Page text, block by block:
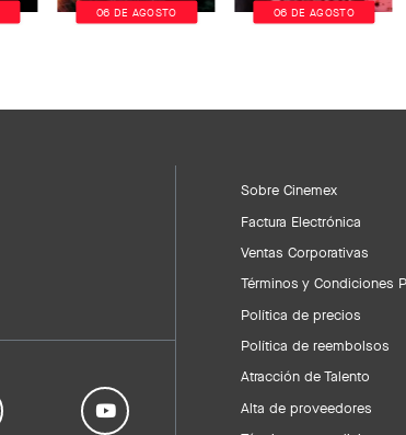
06 DE AGOSTO 06 DE AGOSTO
Sobre Cinemex
Factura Electrónica
Ventas Corporativas
Términos y Condiciones
Política de precios
Política de reembolsos
Atracción de Talento
Alta de proveedores